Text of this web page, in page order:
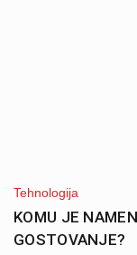
Tehnologija
KOMU JE
GOSTOVANJE?